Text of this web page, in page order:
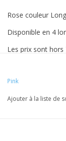
Rose couleur
Disponible en 4
Les prix sont hors
Pink
Ajouter à la liste de